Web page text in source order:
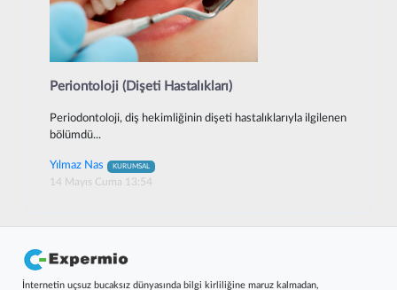
Periontoloji (Dişeti Hastalıkları)
Periodontoloji, diş hekimliğinin dişeti hastalıklarıyla ilgilenen
bölümdü...
Yılmaz Nas KURUMSAL
14 Mayıs Cuma 13:54
İnternetin uçsuz bucaksız dünyasında bilgi kirliliğine maruz kalmadan,